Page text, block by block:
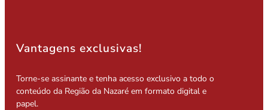
Vantagens exclusivas!
Torne-se assinante e tenha acesso exclusivo a todo o
conteúdo da Região da Nazaré em formato digital e
papel.